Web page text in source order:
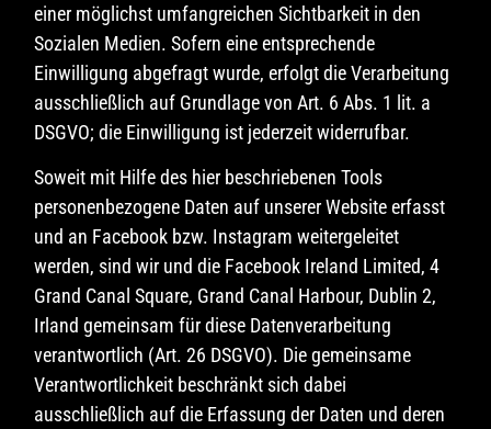
einer möglichst umfangreichen Sichtbarkeit in den
Sozialen Medien. Sofern eine entsprechende
Einwilligung abgefragt wurde, erfolgt die Verarbeitung
ausschließlich auf Grundlage von Art. 6 Abs. 1 lit. a
DSGVO; die Einwilligung ist jederzeit widerrufbar.
Soweit mit Hilfe des hier beschriebenen Tools
personenbezogene Daten auf unserer Website erfasst
und an Facebook bzw. Instagram weitergeleitet
werden, sind wir und die Facebook Ireland Limited, 4
Grand Canal Square, Grand Canal Harbour, Dublin 2,
Irland gemeinsam für diese Datenverarbeitung
verantwortlich (Art. 26 DSGVO). Die gemeinsame
Verantwortlichkeit beschränkt sich dabei
ausschließlich auf die Erfassung der Daten und deren